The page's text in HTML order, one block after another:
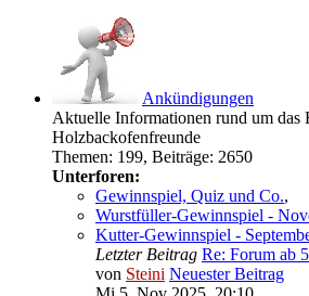
Ankündigungen
Aktuelle Informationen rund um das
Holzbackofenfreunde
Themen: 199, Beiträge: 2650
Unterforen:
Gewinnspiel, Quiz und Co.,
Wurstfüller-Gewinnspiel -
Kutter-Gewinnspiel -
Letzter Beitrag Re: Forum ab
von Steini Neuester Beitrag